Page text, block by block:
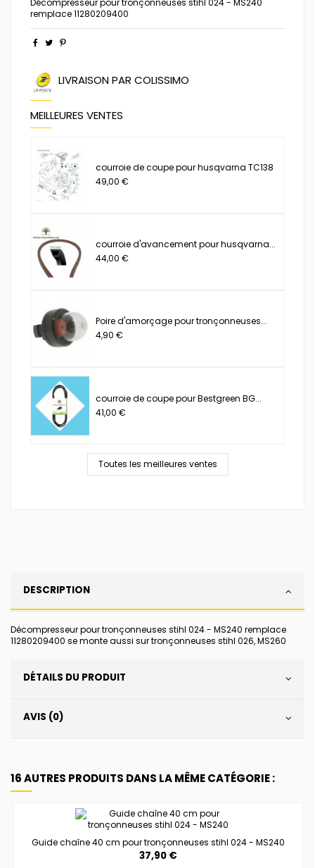
remplace 11280209400
LIVRAISON PAR COLISSIMO
MEILLEURES VENTES
courroie de coupe pour husqvarna TC138
49,00 €
courroie d'avancement pour husqvarna...
44,00 €
Poire d'amorçage pour tronçonneuses...
4,90 €
courroie de coupe pour Bestgreen BG...
41,00 €
Toutes les meilleures ventes
DESCRIPTION
Décompresseur pour tronçonneuses stihl 024 - MS240 remplace
11280209400 se monte aussi sur tronçonneuses stihl 026, MS260
DÉTAILS DU PRODUIT
AVIS (0)
16 AUTRES PRODUITS DANS LA MÊME CATÉGORIE :
Guide chaîne 40 cm pour tronçonneuses stihl 024 - MS240
37,90 €